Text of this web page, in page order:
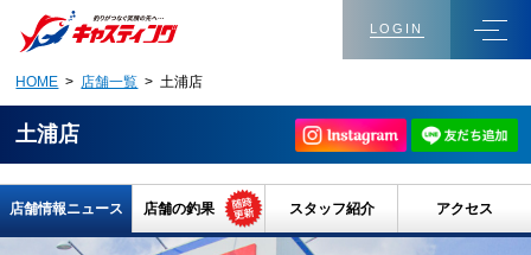
LOGIN
HOME > 店舗一覧 > 土浦店
土浦店
店舗情報ニュース 店舗の釣果 スタッフ紹介 アクセス